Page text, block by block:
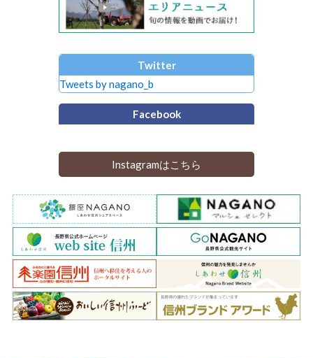
Twitter
Tweets by nagano_b
Facebook
Instagramはこちら